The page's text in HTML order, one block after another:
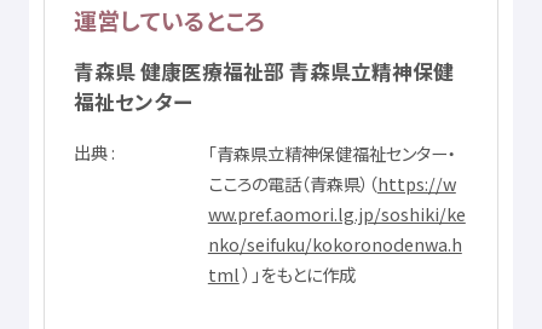
運営しているところ
青森県健康医療福祉部 青森県立精神保健
福祉センター
出典 「青森県立精神保健福祉センター・
こころの電話（青森県）（https://w
ww.pref.aomori.lg.jp/soshiki/ke
nko/seifuku/kokoronodenwa.h
tml）」をもとに作成